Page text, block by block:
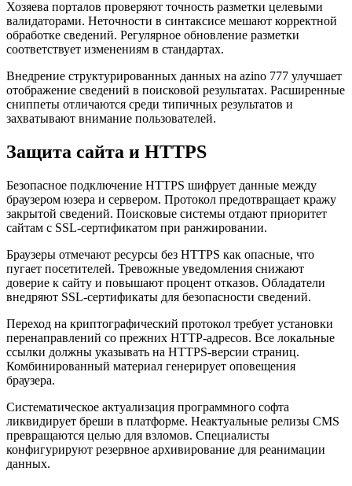
Хозяева порталов проверяют точность разметки целевыми
валидаторами. Неточности в синтаксисе мешают корректной
обработке сведений. Регулярное обновление разметки
соответствует изменениям в стандартах.
Внедрение структурированных данных на azino 777 улучшает
отображение сведений в поисковой результатах. Расширенные
сниппеты отличаются среди типичных результатов и
захватывают внимание пользователей.
Защита сайта и HTTPS
Безопасное подключение HTTPS шифрует данные между
браузером юзера и сервером. Протокол предотвращает кражу
закрытой сведений. Поисковые системы отдают приоритет
сайтам с SSL-сертификатом при ранжировании.
Браузеры отмечают ресурсы без HTTPS как опасные, что
пугает посетителей. Тревожные уведомления снижают
доверие к сайту и повышают процент отказов. Обладатели
внедряют SSL-сертификаты для безопасности сведений.
Переход на криптографический протокол требует установки
перенаправлений со прежних HTTP-адресов. Все локальные
ссылки должны указывать на HTTPS-версии страниц.
Комбинированный материал генерирует оповещения
браузера.
Систематическое актуализация программного софта
ликвидирует бреши в платформе. Неактуальные релизы CMS
превращаются целью для взломов. Специалисты
конфигурируют резервное архивирование для реанимации
данных.